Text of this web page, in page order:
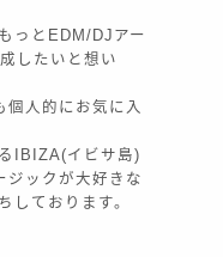
っとEDM/DJアー
したいと想い
人的にお気に入
IBIZA(イビサ島)
ジックが大好きな
しております。